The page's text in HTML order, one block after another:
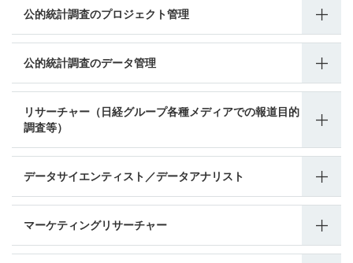
​公的統計調査のプロジェクト管理
​公的統計調査のデータ管理
リサーチャー（日経グループ各種メディアでの報道目的
調査等）
データサイエンティスト／データアナリスト
マーケティングリサーチャー